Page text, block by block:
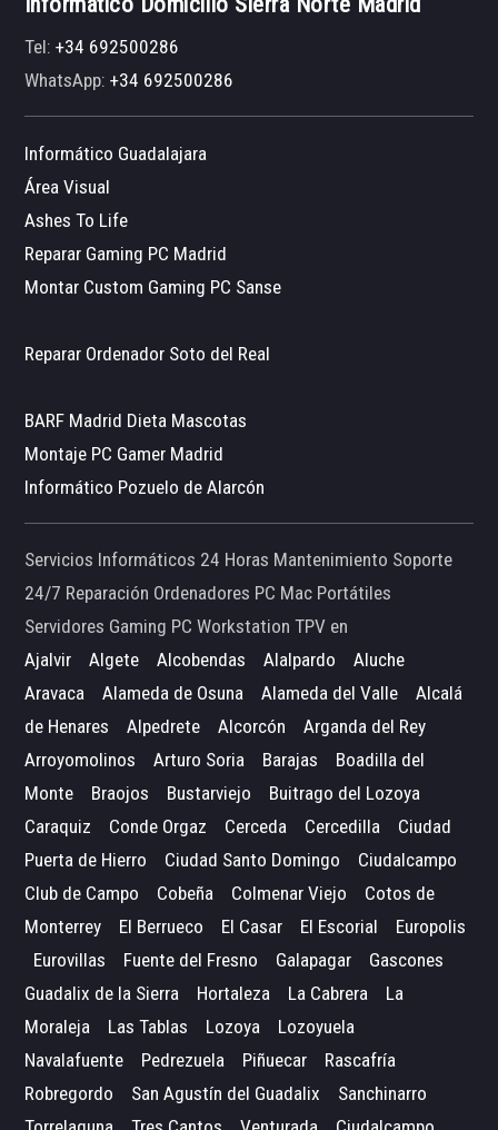
Tel:+34 692500286
WhatsApp:+34 692500286
Informático Guadalajara
Área Visual
Ashes To Life
Reparar Gaming PC Madrid
Montar Custom Gaming PC Sanse
Reparar Ordenador Soto del Real
BARF Madrid Dieta Mascotas
Montaje PC Gamer Madrid
Informático Pozuelo de Alarcón
Servicios Informáticos 24 Horas Mantenimiento Soporte
24/7 Reparación Ordenadores PC Mac Portátiles
Servidores Gaming PC Workstation TPV en
Ajalvir
Algete Alcobendas Alalpardo
Aluche
Aravaca
Alameda de Osuna Alameda del Valle
Alcalá
de Henares
Alpedrete Alcorcón
Arganda del Rey
Arroyomolinos
Arturo Soria Barajas
Boadilla del
Monte
Braojos Bustarviejo
Buitrago del Lozoya
Caraquiz
Conde Orgaz Cerceda Cercedilla
Ciudad
Puerta de Hierro
Ciudad Santo Domingo
Ciudalcampo
Club de Campo
Cobeña Colmenar Viejo
Cotos de
Monterrey
El Berrueco El Casar El Escorial
Europolis
Eurovillas
Fuente del Fresno Galapagar
Gascones
Guadalix de la Sierra
Hortaleza La Cabrera
La
Moraleja
Las Tablas Lozoya
Lozoyuela
Navalafuente
Pedrezuela Piñuecar
Rascafría
Robregordo
San Agustín del Guadalix
Sanchinarro